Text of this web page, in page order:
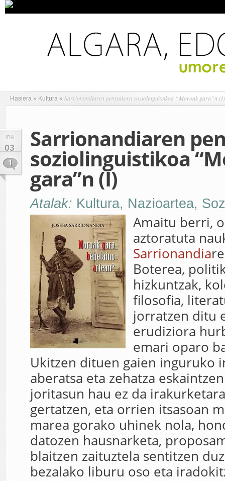
Hasiera » Kultura » Sarrionandiaren pentsakera soziolinguistikoa “Moroak gara”n (I)
IRA
03
1
Sarrionandiaren
soziolinguistikoa
gara”n (I)
Atalak: Kultura, Nazioartea,
Amaitu berri,
aztoratuta
Sarrionandia
Boterea,
hizkuntzak,
filosofia,
jorratzen ditu
erudiziora
emari oparo
Ukitzen dituen gaien inguruko
aberatsa eta zehatza
joritasun hau ez da
gertatzen, eta orrien itsasoan
marea gorako uhinek nola,
datozen hausnarketa,
blaitzen zaituztela sentitzen
bezalako liburu oso eta